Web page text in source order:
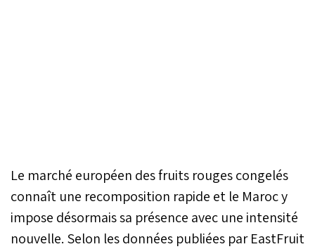
Le marché européen des fruits rouges congelés
connaît une recomposition rapide et le Maroc y
impose désormais sa présence avec une intensité
nouvelle. Selon les données publiées par EastFruit